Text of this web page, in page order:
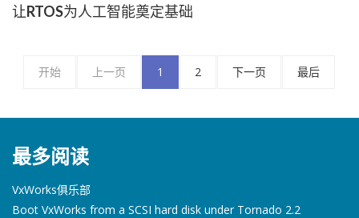
让RTOS为人工智能奠定基础
开始 上一页 1 2 下一页 最后
最多阅读
VxWorks俱乐部
Boot VxWorks from a SCSI hard disk under Tornado 2.2